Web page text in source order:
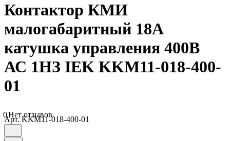
Контактор КМИ
малогабаритный 18А
катушка управления 400В
АС 1НЗ IEK KKM11-018-400-
01
0Нет отзывов
Арт.KKM11-018-400-01